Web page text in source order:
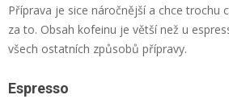
Příprava je sice náročnější a chce trochu
za to. Obsah kofeinu je větší než u
všech ostatních způsobů přípravy.
Espresso